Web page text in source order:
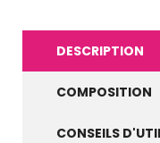
DESCRIPTION
COMPOSITION
CONSEILS